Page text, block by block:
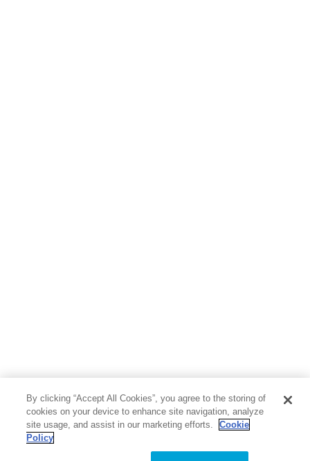
By clicking “Accept All Cookies”, you agree to the storing of
cookies on your device to enhance site navigation, analyze
site usage, and assist in our marketing efforts.
Cookie
Policy